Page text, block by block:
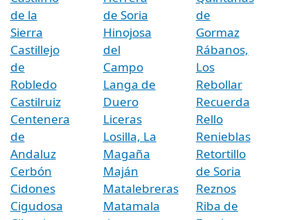
de la
Sierra
Castillejo
de
Robledo
Castilruiz
Centenera
de
Andaluz
Cerbón
Cidones
Cigudosa
de Soria
Hinojosa
del
Campo
Langa de
Duero
Liceras
Losilla, La
Magaña
Maján
Matalebreras
Matamala
de
Gormaz
Rábanos,
Los
Rebollar
Recuerda
Rello
Renieblas
Retortillo
de Soria
Reznos
Riba de